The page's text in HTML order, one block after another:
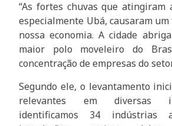
“As fortes chuvas que atingiram
especialmente Ubá, causaram
nossa economia. A cidade
maior polo moveleiro do
concentração de empresas do
Segundo ele, o levantamento
relevantes em diversas
identificamos 34 indústrias